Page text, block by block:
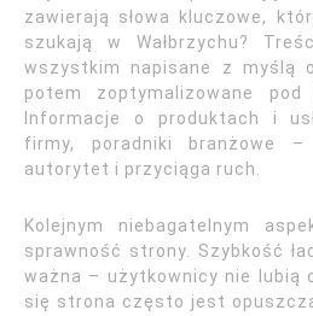
zawierają słowa kluczowe,
szukają w Wałbrzychu?
wszystkim napisane z myślą
potem zoptymalizowane pod
Informacje o produktach i
firmy, poradniki branżowe
autorytet i przyciąga ruch.
Kolejnym niebagatelnym
sprawność strony. Szybkość
ważna – użytkownicy nie lubią
się strona często jest